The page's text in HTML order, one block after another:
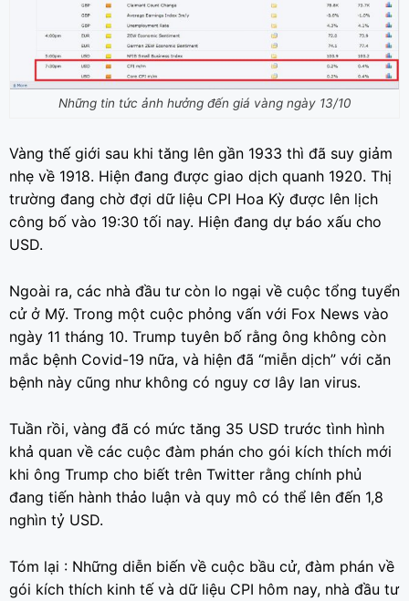
Những tin tức ảnh hưởng đến giá vàng ngày 13/10
Vàng thế giới sau khi tăng lên gần 1933 thì đã suy giảm
nhẹ về 1918. Hiện đang được giao dịch quanh 1920. Thị
trường đang chờ đợi dữ liệu CPI Hoa Kỳ được lên lịch
công bố vào 19:30 tối nay. Hiện đang dự báo xấu cho
USD.
Ngoài ra, các nhà đầu tư còn lo ngại về cuộc tổng tuyển
cử ở Mỹ. Trong một cuộc phỏng vấn với Fox News vào
ngày 11 tháng 10. Trump tuyên bố rằng ông không còn
mắc bệnh Covid-19 nữa, và hiện đã “miễn dịch” với căn
bệnh này cũng như không có nguy cơ lây lan virus.
Tuần rồi, vàng đã có mức tăng 35 USD trước tình hình
khả quan về các cuộc đàm phán cho gói kích thích mới
khi ông Trump cho biết trên Twitter rằng chính phủ
đang tiến hành thảo luận và quy mô có thể lên đến 1,8
nghìn tỷ USD.
Tóm lại : Những diễn biến về cuộc bầu cử, đàm phán về
gói kích thích kinh tế và dữ liệu CPI hôm nay, nhà đầu tư